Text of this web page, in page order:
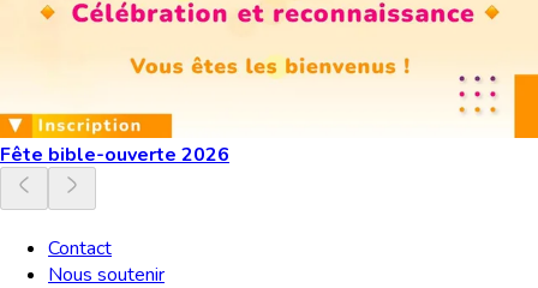
Fête bible-ouverte 2026
Contact
Nous soutenir